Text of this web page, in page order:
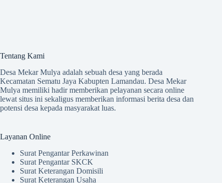
Tentang Kami
Desa Mekar Mulya adalah sebuah desa yang berada
Kecamatan Sematu Jaya Kabupten Lamandau. Desa Mekar
Mulya memiliki hadir memberikan pelayanan secara online
lewat situs ini sekaligus memberikan informasi berita desa dan
potensi desa kepada masyarakat luas.
Layanan Online
Surat Pengantar Perkawinan
Surat Pengantar SKCK
Surat Keterangan Domisili
Surat Keterangan Usaha